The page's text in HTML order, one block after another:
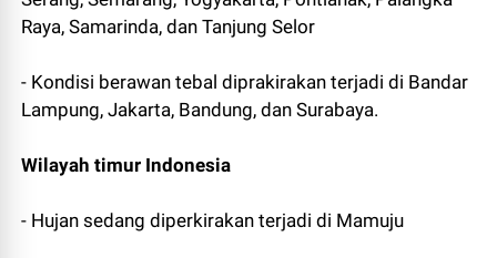
Raya, Samarinda, dan Tanjung Selor
- Kondisi berawan tebal diprakirakan terjadi di Bandar
Lampung, Jakarta, Bandung, dan Surabaya.
Wilayah timur Indonesia
- Hujan sedang diperkirakan terjadi di Mamuju